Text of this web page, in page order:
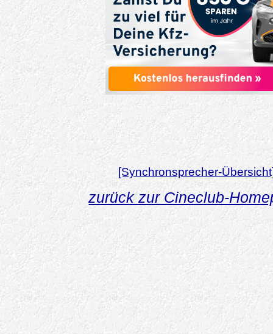
[Synchronsprecher-
zurück zur Cineclub-